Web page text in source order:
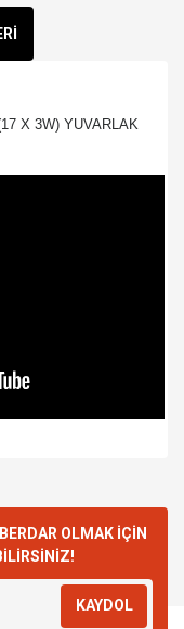
X 3W) YUVARLAK
OLMAK İÇİN
KAYDOL